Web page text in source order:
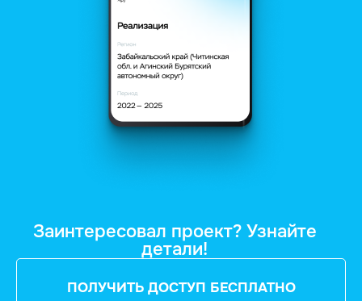
Заинтересовал проект? Узнайте
детали!
ПОЛУЧИТЬ ДОСТУП БЕСПЛАТНО